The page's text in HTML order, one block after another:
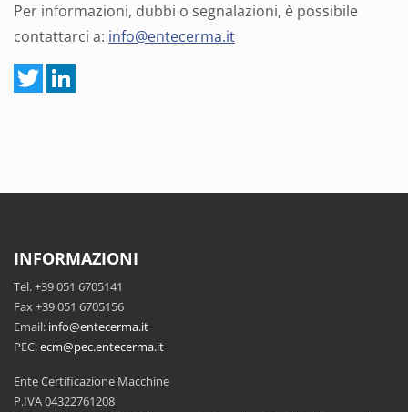
Per informazioni, dubbi o segnalazioni, è possibile
contattarci a: info@entecerma.it
INFORMAZIONI
Tel. +39 051 6705141
Fax +39 051 6705156
Email: info@entecerma.it
PEC:ecm@pec.entecerma.it
Ente Certificazione Macchine
P.IVA 04322761208